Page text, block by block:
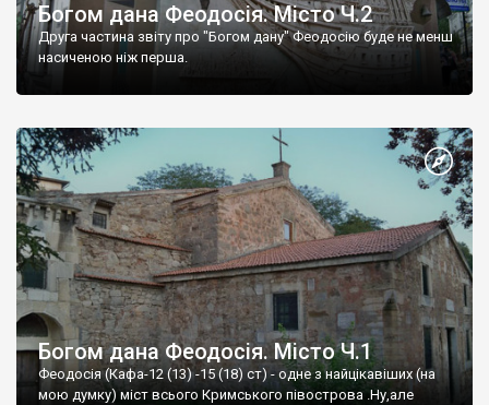
Богом дана Феодосія. Місто Ч.2
Друга частина звіту про "Богом дану" Феодосію буде не менш
насиченою ніж перша.
Богом дана Феодосія. Місто Ч.1
Феодосія (Кафа-12 (13) -15 (18) ст) - одне з найцікавіших (на
мою думку) міст всього Кримського півострова .Ну,але